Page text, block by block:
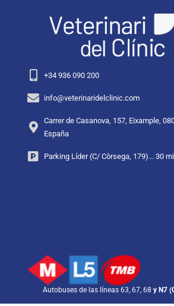
+34 936 090 200
info@veterinaridelclinic.com
Carrer de Casanova, 157, Eixample,
España
Parking Líder (C/ Còrsega, 179)... 30
Autobuses de las líneas 63, 67, 68 y N7